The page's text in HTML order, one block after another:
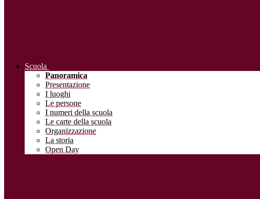
Scuola
Panoramica
Presentazione
I luoghi
Le persone
I numeri della scuola
Le carte della scuola
Organizzazione
La storia
Open Day